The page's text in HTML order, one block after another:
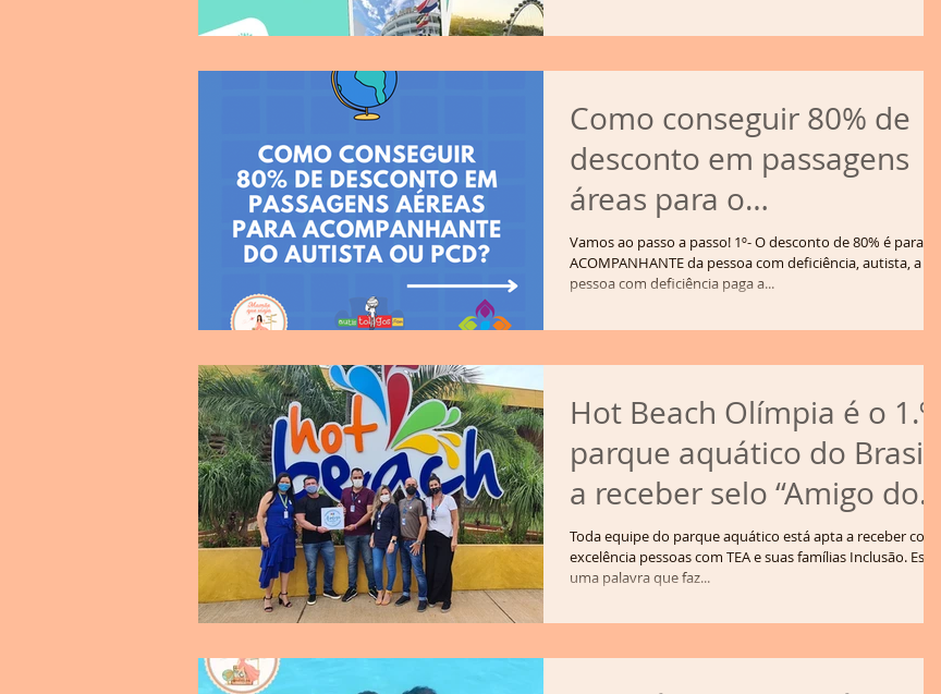
Como conseguir 80% de
desconto em passagens
áreas para o
acompanhante do autista
ou PcD
Vamos ao passo a passo! 1º- O desconto de 80% é para o
ACOMPANHANTE da pessoa com deficiência, autista, a
pessoa com deficiência paga a...
Hot Beach Olímpia é o 1.º
parque aquático do Brasil
a receber selo “Amigo do
Autista”
Toda equipe do parque aquático está apta a receber com
excelência pessoas com TEA e suas famílias Inclusão. Essa é
uma palavra que faz...